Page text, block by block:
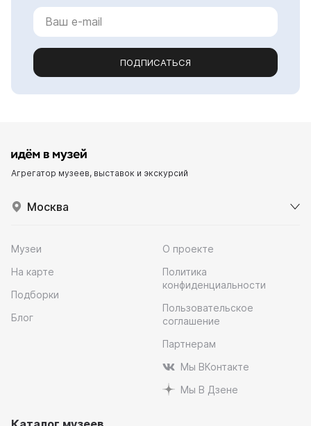
ПОДПИСАТЬСЯ
Агрегатор музеев, выставок и экскурсий
Москва
Музеи
На карте
Подборки
Блог
О проекте
Политика
конфиденциальности
Пользовательское
соглашение
Партнерам
Мы ВКонтакте
Мы В Дзене